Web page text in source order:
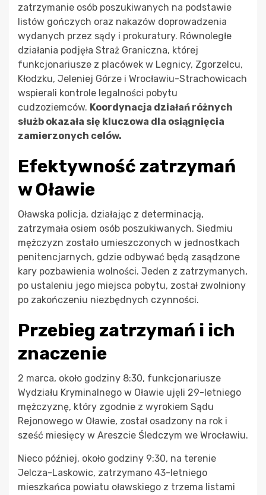
zatrzymanie osób poszukiwanych na podstawie
listów gończych oraz nakazów doprowadzenia
wydanych przez sądy i prokuratury. Równoległe
działania podjęła Straż Graniczna, której
funkcjonariusze z placówek w Legnicy, Zgorzelcu,
Kłodzku, Jeleniej Górze i Wrocławiu-Strachowicach
wspierali kontrole legalności pobytu
cudzoziemców. Koordynacja działań różnych
służb okazała się kluczowa dla osiągnięcia
zamierzonych celów.
Efektywność zatrzymań
w Oławie
Oławska policja, działając z determinacją,
zatrzymała osiem osób poszukiwanych. Siedmiu
mężczyzn zostało umieszczonych w jednostkach
penitencjarnych, gdzie odbywać będą zasądzone
kary pozbawienia wolności. Jeden z zatrzymanych,
po ustaleniu jego miejsca pobytu, został zwolniony
po zakończeniu niezbędnych czynności.
Przebieg zatrzymań i ich
znaczenie
2 marca, około godziny 8:30, funkcjonariusze
Wydziału Kryminalnego w Oławie ujęli 29-letniego
mężczyznę, który zgodnie z wyrokiem Sądu
Rejonowego w Oławie, został osadzony na rok i
sześć miesięcy w Areszcie Śledczym we Wrocławiu.
Nieco później, około godziny 9:30, na terenie
Jelcza-Laskowic, zatrzymano 43-letniego
mieszkańca powiatu oławskiego z trzema listami